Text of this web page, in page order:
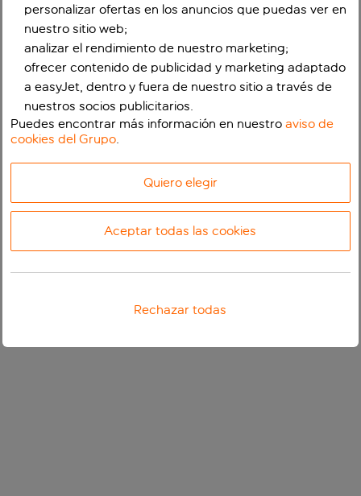
personalizar ofertas en los anuncios que puedas ver en
nuestro sitio web;
analizar el rendimiento de nuestro marketing;
ofrecer contenido de publicidad y marketing adaptado
a easyJet, dentro y fuera de nuestro sitio a través de
nuestros socios publicitarios.
Puedes encontrar más información en nuestroaviso de
cookies del Grupo.
Quiero elegir
Aceptar todas las cookies
Rechazar todas